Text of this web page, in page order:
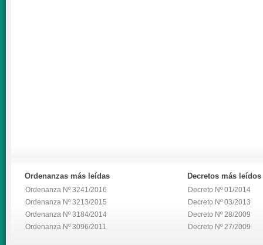
Ordenanzas más leídas
Ordenanza Nº 3241/2016
Ordenanza Nº 3213/2015
Ordenanza Nº 3184/2014
Ordenanza Nº 3096/2011
Decretos más leídos
Decreto Nº 01/2014
Decreto Nº 03/2013
Decreto Nº 28/2009
Decreto Nº 27/2009